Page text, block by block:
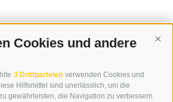
Cookies und andere
3 Drittparteien verwenden Cookies und
Hilfsmittel sind unerlässlich, um die
gewährleisten, die Navigation zu verbessern